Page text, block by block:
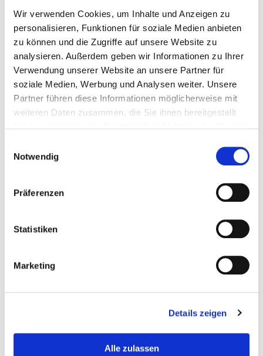
Wir verwenden Cookies, um Inhalte und Anzeigen zu
personalisieren, Funktionen für soziale Medien anbieten
zu können und die Zugriffe auf unsere Website zu
analysieren. Außerdem geben wir Informationen zu Ihrer
Verwendung unserer Website an unsere Partner für
soziale Medien, Werbung und Analysen weiter. Unsere
Partner führen diese Informationen möglicherweise mit
weiteren Daten zusammen, die Sie ihnen bereitgestellt
Notwendig
Präferenzen
Statistiken
Marketing
Details zeigen
Alle zulassen
Salz: 4,4 g
Allergene:
Die Trockenwürste enthalten keine schädlichen Duft-, Farb-
und Geschmacksstoffe. Die französische Salami enthält
Laktose. Außerdem können in allen luftgetrockneten Salamis
Auf der französischen Trockenwurst kann sich ein Belag aus
handgefertigten Wurstwaren, denn der Edelschimmel
entsteht auf natürliche Weise. Dieser Naturschimmel kann
2 Monate haltbar. Verschlossene Verpackungen bewahren Sie
am besten im Kühlschrank bei einer Temperatur von 4 Grad